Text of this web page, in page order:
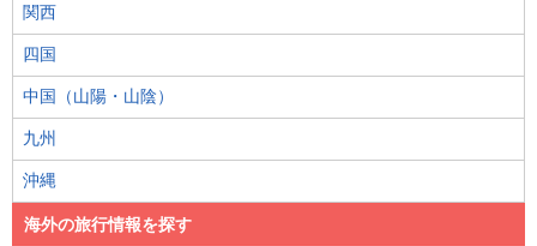
関西
四国
中国（山陽・山陰）
九州
沖縄
海外の旅行情報を探す